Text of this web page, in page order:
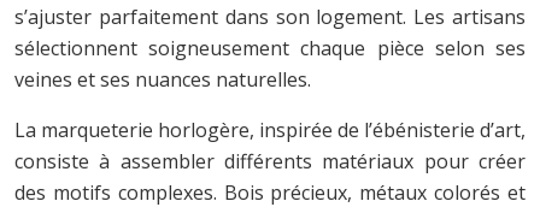
s’ajuster parfaitement dans son logement. Les artisans
sélectionnent soigneusement chaque pièce selon ses
veines et ses nuances naturelles.
La marqueterie horlogère, inspirée de l’ébénisterie d’art,
consiste à assembler différents matériaux pour créer
des motifs complexes. Bois précieux, métaux colorés et